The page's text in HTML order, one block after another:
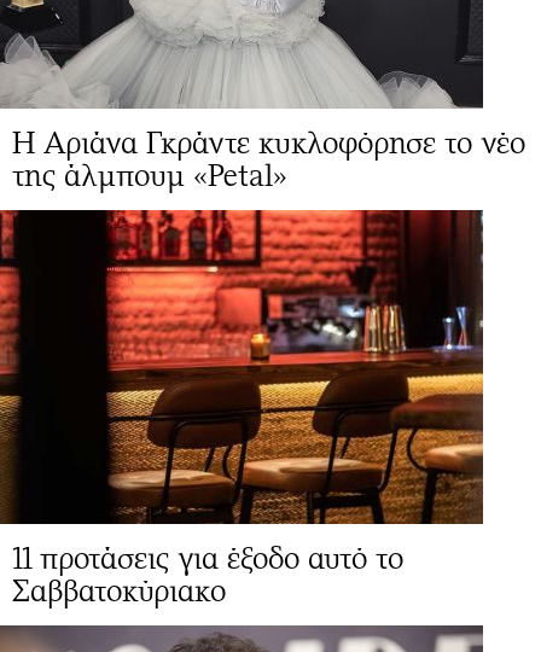
Η Αριάνα Γκράντε κυκλοφόρησε το νέο
της άλμπουμ «Petal»
11 προτάσεις για έξοδο αυτό το
Σαββατοκύριακο